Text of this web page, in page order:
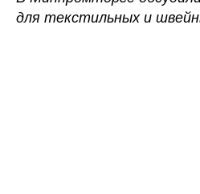
для текстильных и